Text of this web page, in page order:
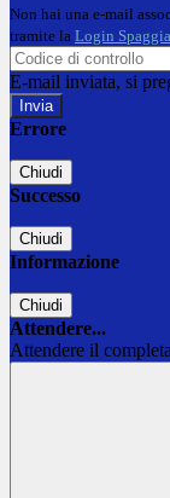
Non hai una e-mail
tramite la Login
E-mail inviata, si
Errore
Chiudi
Successo
Chiudi
Informazione
Chiudi
Attendere...
Attendere il